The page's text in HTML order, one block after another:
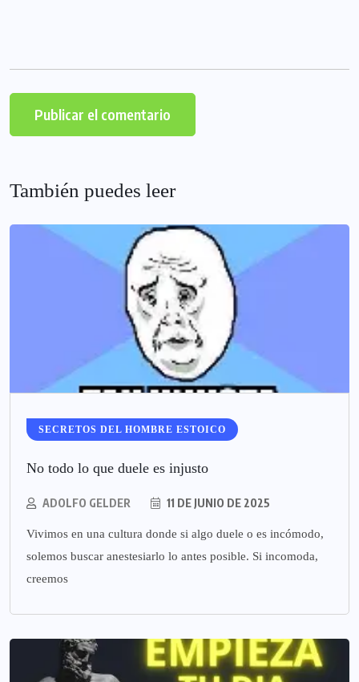
También puedes leer
SECRETOS DEL HOMBRE ESTOICO
No todo lo que duele es injusto
ADOLFO GELDER 11 DE JUNIO DE 2025
Vivimos en una cultura donde si algo duele o es incómodo,
solemos buscar anestesiarlo lo antes posible. Si incomoda,
creemos